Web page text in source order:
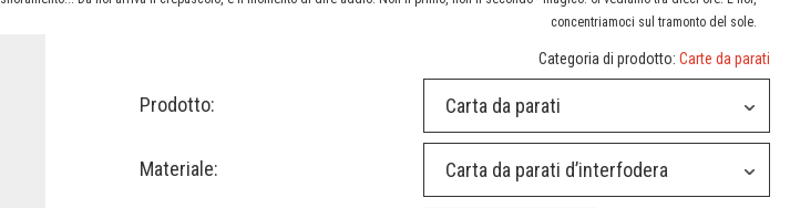
concentriamoci sul tramonto del sole.
Categoria di prodotto: Carte da parati
Prodotto: Carta da parati
Materiale: Carta da parati d’interfodera